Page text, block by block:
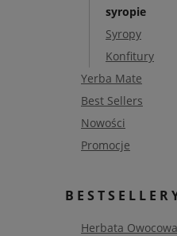
syropie
Syropy
Konfitury
Yerba Mate
Best Sellers
Nowości
Promocje
Herbata